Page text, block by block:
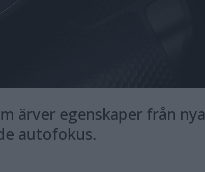
ärver egenskaper från nya
autofokus.